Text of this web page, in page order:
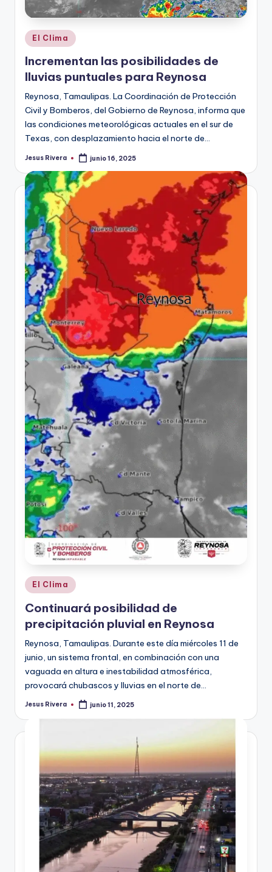
Publicado
en
El Clima
Incrementan las posibilidades de
lluvias puntuales para Reynosa
Reynosa, Tamaulipas. La Coordinación de Protección
Civil y Bomberos, del Gobierno de Reynosa, informa que
las condiciones meteorológicas actuales en el sur de
Texas, con desplazamiento hacia el norte de…
Publicado
Jesus Rivera junio 16, 2025
Publicado
en
El Clima
Continuará posibilidad de
precipitación pluvial en Reynosa
Reynosa, Tamaulipas. Durante este día miércoles 11 de
junio, un sistema frontal, en combinación con una
vaguada en altura e inestabilidad atmosférica,
provocará chubascos y lluvias en el norte de…
Publicado
Jesus Rivera junio 11, 2025